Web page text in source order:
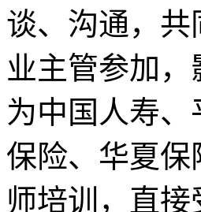
谈、沟通，共
业主管参加
为中国人寿
保险、华夏
师培训，直